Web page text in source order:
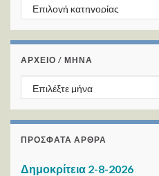
Kατηγορίες
ΑΡΧΕΙΟ / ΜΗΝΑ
ΑΡΧΕΙΟ / ΜΗΝΑ
ΠΡΌΣΦΑΤΑ ΆΡΘΡΑ
Δημοκρίτεια 2-8-2026